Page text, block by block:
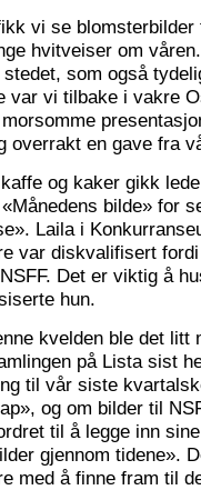
vi se
hvitveiser om
som også
var vi tilbake i vakre
overrakt en gave fra
og kaker gikk
bilde» for
Laila i
var diskvalifisert
Det er viktig å
hun.
kvelden ble det litt
på Lista sist
til vår siste
og om bilder til
til å legge inn
gjennom tidene».
med å finne fram til